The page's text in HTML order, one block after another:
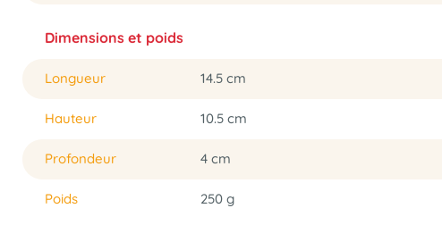
Dimensions et poids
Longueur 14.5 cm
Hauteur 10.5 cm
Profondeur 4 cm
Poids 250 g